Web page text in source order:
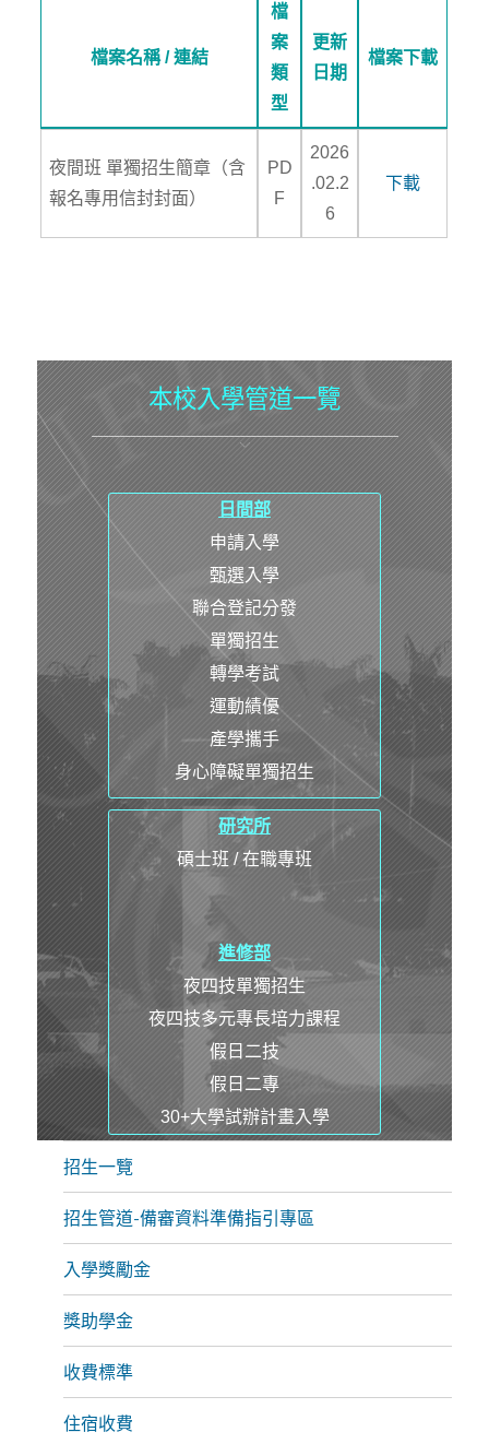
檔案名稱 / 連結
檔
案
類
型
更新
日期
檔案下載
夜間班 單獨招生簡章（含
報名專用信封封面）
PD
F
2026
.02.2
6
下載
本校入學管道一覽
日間部
申請入學
甄選入學
聯合登記分發
單獨招生
轉學考試
運動績優
產學攜手
身心障礙單獨招生
研究所
碩士班 / 在職專班
進修部
夜四技單獨招生
夜四技多元專長培力課程
假日二技
假日二專
30+大學試辦計畫入學
招生一覽
招生管道-備審資料準備指引專區
入學獎勵金
獎助學金
收費標準
住宿收費